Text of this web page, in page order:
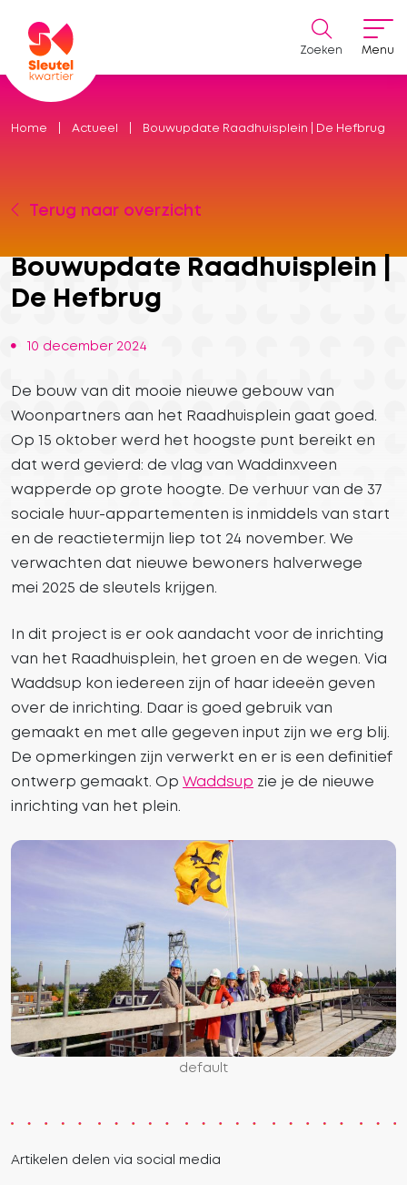
Menu
Zoeken
Home Actueel Bouwupdate Raadhuisplein | De Hefbrug
Terug naar overzicht
Bouwupdate Raadhuisplein |
De Hefbrug
10 december 2024
De bouw van dit mooie nieuwe gebouw van
Woonpartners aan het Raadhuisplein gaat goed.
Op 15 oktober werd het hoogste punt bereikt en
dat werd gevierd: de vlag van Waddinxveen
wapperde op grote hoogte. De verhuur van de 37
sociale huur-appartementen is inmiddels van start
en de reactietermijn liep tot 24 november. We
verwachten dat nieuwe bewoners halverwege
mei 2025 de sleutels krijgen.
In dit project is er ook aandacht voor de inrichting
van het Raadhuisplein, het groen en de wegen. Via
Waddsup kon iedereen zijn of haar ideeën geven
over de inrichting. Daar is goed gebruik van
gemaakt en met alle gegeven input zijn we erg blij.
De opmerkingen zijn verwerkt en er is een definitief
ontwerp gemaakt. Op Waddsup zie je de nieuwe
inrichting van het plein.
default
Artikelen delen via social media